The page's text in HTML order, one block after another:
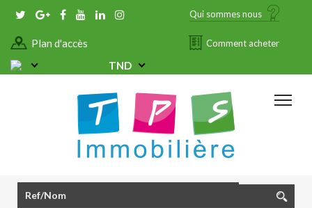
Qui sommes nous
Plan d'accès Comment acheter
TND